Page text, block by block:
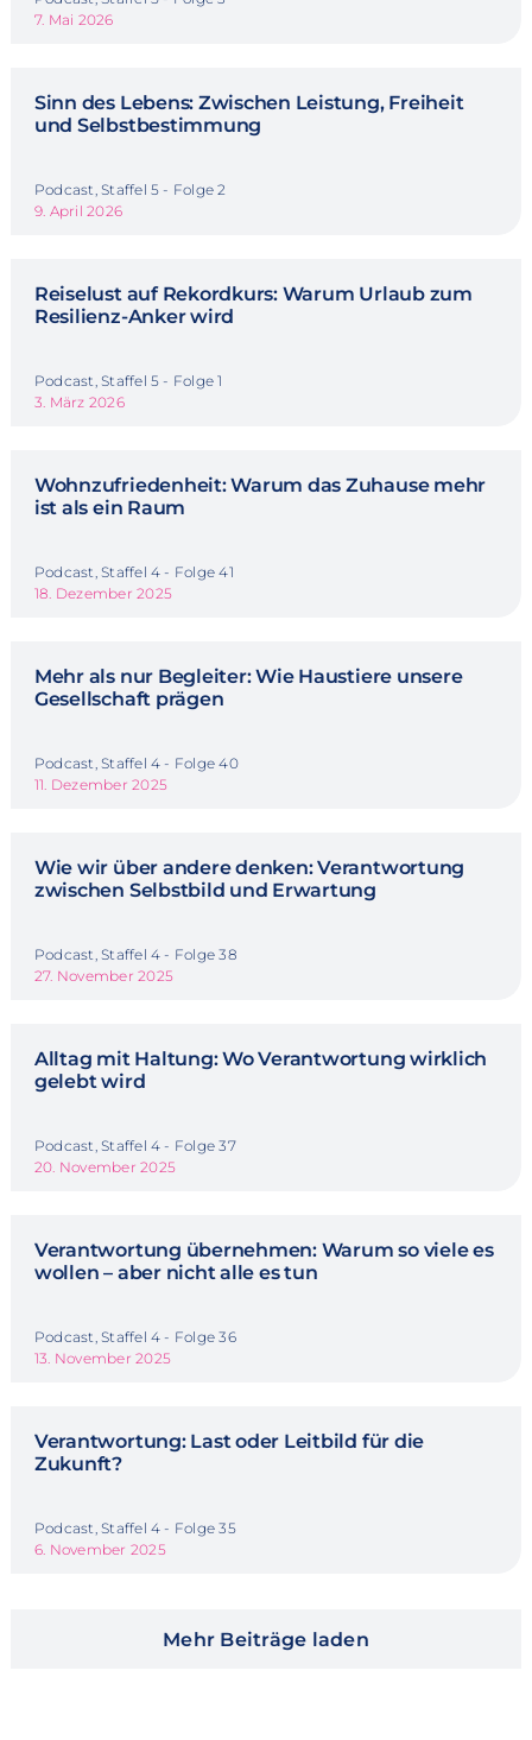
7. Mai 2026
Sinn des Lebens: Zwischen Leistung, Freiheit
und Selbstbestimmung
Podcast, Staffel 5 - Folge 2
9. April 2026
Reiselust auf Rekordkurs: Warum Urlaub zum
Resilienz-Anker wird
Podcast, Staffel 5 - Folge 1
3. März 2026
Wohnzufriedenheit: Warum das Zuhause mehr
ist als ein Raum
Podcast, Staffel 4 - Folge 41
18. Dezember 2025
Mehr als nur Begleiter: Wie Haustiere unsere
Gesellschaft prägen
Podcast, Staffel 4 - Folge 40
11. Dezember 2025
Wie wir über andere denken: Verantwortung
zwischen Selbstbild und Erwartung
Podcast, Staffel 4 - Folge 38
27. November 2025
Alltag mit Haltung: Wo Verantwortung wirklich
gelebt wird
Podcast, Staffel 4 - Folge 37
20. November 2025
Verantwortung übernehmen: Warum so viele es
wollen – aber nicht alle es tun
Podcast, Staffel 4 - Folge 36
13. November 2025
Verantwortung: Last oder Leitbild für die
Zukunft?
Podcast, Staffel 4 - Folge 35
6. November 2025
Mehr Beiträge laden